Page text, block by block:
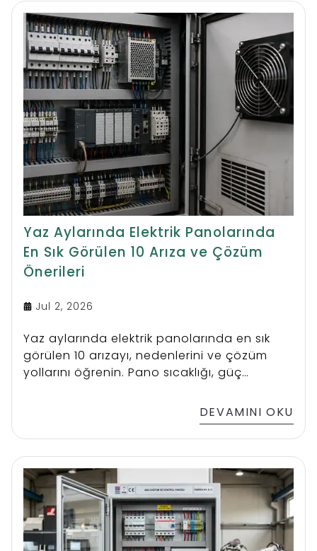
Yaz Aylarında Elektrik Panolarında
En Sık Görülen 10 Arıza ve Çözüm
Önerileri
Jul 2, 2026
Yaz aylarında elektrik panolarında en sık
görülen 10 arızayı, nedenlerini ve çözüm
yollarını öğrenin. Pano sıcaklığı, güç
DEVAMINI OKU